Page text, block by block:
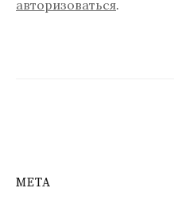
и
авторизоваться.
МЕТА